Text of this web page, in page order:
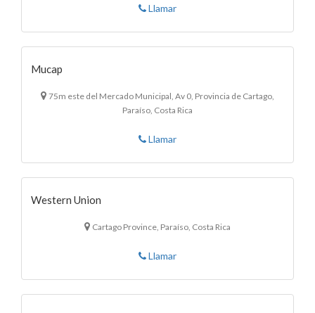
Llamar
Mucap
75m este del Mercado Municipal, Av 0, Provincia de Cartago,
Paraíso, Costa Rica
Llamar
Western Union
Cartago Province, Paraíso, Costa Rica
Llamar